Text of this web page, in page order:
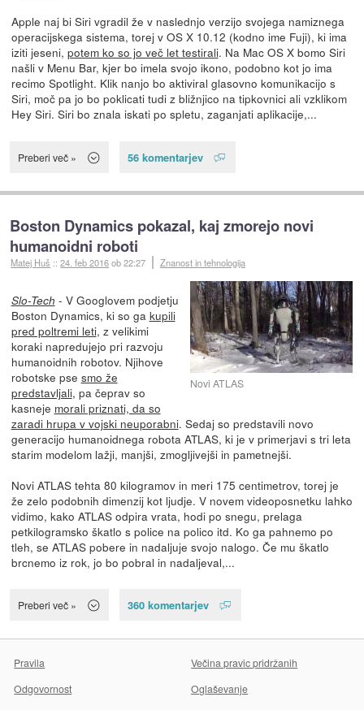
Apple naj bi Siri vgradil že v naslednjo verzijo svojega namiznega
operacijskega sistema, torej v OS X 10.12 (kodno ime Fuji), ki ima
iziti jeseni, potem ko so jo več let testirali. Na Mac OS X bomo Siri
našli v Menu Bar, kjer bo imela svojo ikono, podobno kot jo ima
recimo Spotlight. Klik nanjo bo aktiviral glasovno komunikacijo s
Siri, moč pa jo bo poklicati tudi z bližnjico na tipkovnici ali vzklikom
Hey Siri. Siri bo znala iskati po spletu, zaganjati aplikacije,...
Preberi več » 56 komentarjev
Boston Dynamics pokazal, kaj zmorejo novi
humanoidni roboti
Matej Huš ::24. feb 2016ob 22:27 Znanost in tehnologija
Novi ATLAS
Slo-Tech - V Googlovem podjetju
Boston Dynamics, ki so ga kupili
pred poltremi leti, z velikimi
koraki napredujejo pri razvoju
humanoidnih robotov. Njihove
robotske pse smo že
predstavljali, pa čeprav so
kasneje morali priznati, da so
zaradi hrupa v vojski neuporabni. Sedaj so predstavili novo
generacijo humanoidnega robota ATLAS, ki je v primerjavi s tri leta
starim modelom lažji, manjši, zmogljivejši in pametnejši.
Novi ATLAS tehta 80 kilogramov in meri 175 centimetrov, torej je
že zelo podobnih dimenzij kot ljudje. V novem videoposnetku lahko
vidimo, kako ATLAS odpira vrata, hodi po snegu, prelaga
petkilogramsko škatlo s police na polico itd. Ko ga pahnemo po
tleh, se ATLAS pobere in nadaljuje svojo nalogo. Če mu škatlo
brcnemo iz rok, jo bo pobral in nadaljeval,...
Preberi več » 360 komentarjev
Pravila
Večina pravic pridržanih
Odgovornost
Oglaševanje